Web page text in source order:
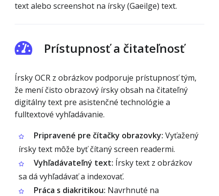
text alebo screenshot na írsky (Gaeilge) text.
Prístupnosť a čitateľnosť
Írsky OCR z obrázkov podporuje prístupnosť tým,
že mení čisto obrazový írsky obsah na čitateľný
digitálny text pre asistenčné technológie a
fulltextové vyhľadávanie.
Pripravené pre čítačky obrazovky: Vyťažený
írsky text môže byť čítaný screen readermi.
Vyhľadávateľný text: Írsky text z obrázkov
sa dá vyhľadávať a indexovať.
Práca s diakritikou: Navrhnuté na